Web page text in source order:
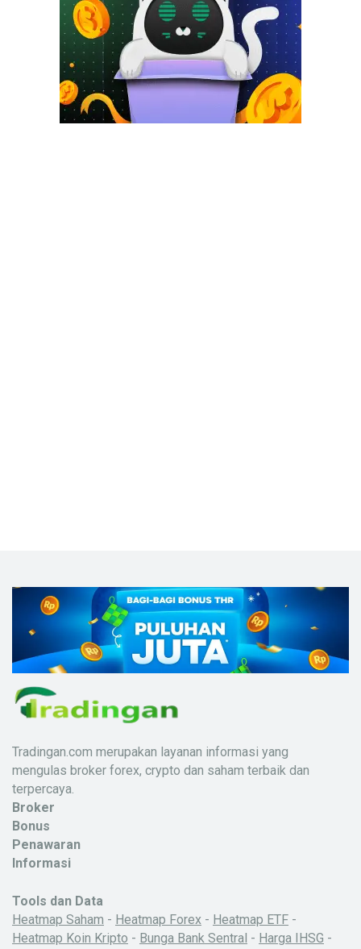
Tradingan.com merupakan layanan informasi yang
mengulas broker forex, crypto dan saham terbaik dan
terpercaya.
Broker
Bonus
Penawaran
Informasi
Tools dan Data
Heatmap Saham - Heatmap Forex - Heatmap ETF -
Heatmap Koin Kripto - Bunga Bank Sentral - Harga IHSG -